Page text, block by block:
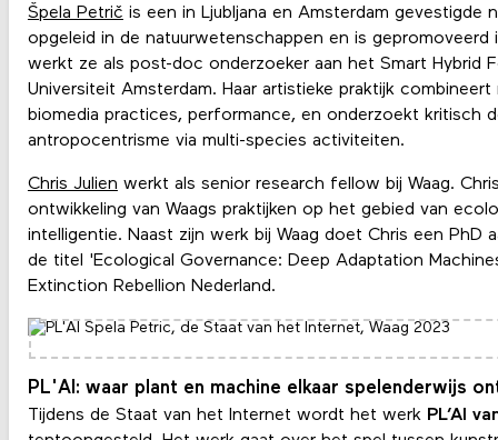
Špela Petrič is een in Ljubljana en Amsterdam gevestigde
opgeleid in de natuurwetenschappen en is gepromoveerd
werkt ze als post-doc onderzoeker aan het Smart Hybrid
Universiteit Amsterdam. Haar artistieke praktijk
biomedia practices, performance, en onderzoekt kritisch
antropocentrisme via multi-species activiteiten.
Chris Julien werkt als senior research fellow bij Waag.
ontwikkeling van Waags praktijken op het gebied van
intelligentie. Naast zijn werk bij Waag doet Chris een PhD
de titel 'Ecological Governance: Deep Adaptation
Extinction Rebellion Nederland.
PL'AI: waar plant en machine elkaar spelenderwijs
Tijdens de Staat van het Internet wordt het werk PL’AI